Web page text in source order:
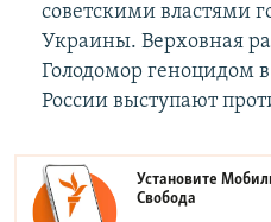
советскими властями
Украины. Верховная
Голодомор геноцидом
России выступают
Установите
Свобода